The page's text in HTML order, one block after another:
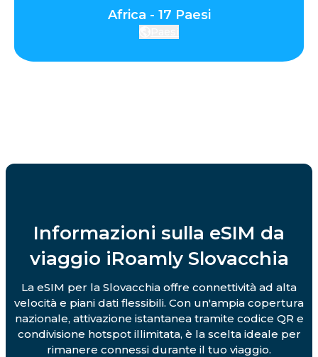
Africa - 17 Paesi
Informazioni sulla eSIM da
viaggio iRoamly Slovacchia
La eSIM per la Slovacchia offre connettività ad alta
velocità e piani dati flessibili. Con un'ampia copertura
nazionale, attivazione istantanea tramite codice QR e
condivisione hotspot illimitata, è la scelta ideale per
rimanere connessi durante il tuo viaggio.